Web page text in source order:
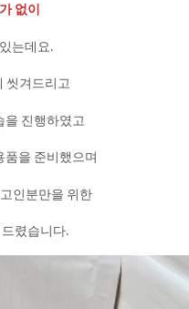
없이
는데요.
씻겨드리고
을 진행하였고
품을 준비했으며
인분만을 위한
렸습니다.